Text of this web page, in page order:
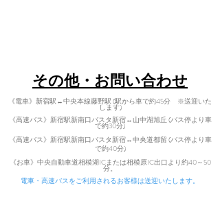
​その他・お問い合わせ
《電車》新宿駅↔中央本線藤野駅 (駅から車で約45分 ※送迎いた
します)
《高速バス》新宿駅新南口バスタ新宿↔山中湖旭丘 (バス停より車
で約30分)
《高速バス》新宿駅新南口バスタ新宿↔中央道都留 (バス停より車
で約40分)
《お車》中央自動車道相模湖ICまたは相模原IC出口より約40～50
分。
電車・高速バスをご利用されるお客様は送迎いたします。